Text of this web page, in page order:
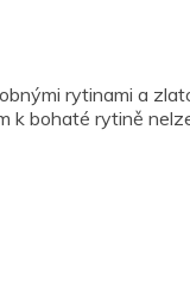
rytinami a
k bohaté rytině